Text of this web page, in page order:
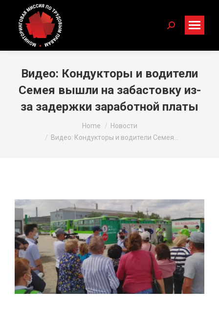
Search:
Видео: Кондукторы и водители
Семея вышли на забастовку из-
за задержки заработной платы
Home
Новости
Видео: Кондукторы и водители Семея…